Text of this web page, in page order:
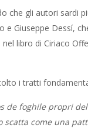
che gli autori sardi
e Giuseppe Dessí,
libro di Ciriaco
i tratti
de foghile propri
come una